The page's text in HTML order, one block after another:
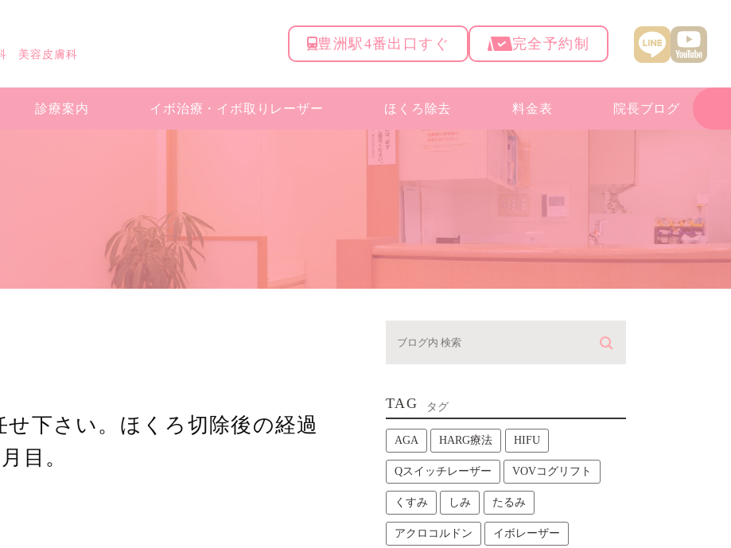
美容皮膚科
豊洲駅4番出口すぐ 完全予約制
診療案内 イボ治療・ イボ取りレーザー ほくろ除去 料金表 院長ブログ
下さい。ほくろ切除後の経過
目。
TAG タグ
AGA HARG療法 HIFU
Qスイッチレーザー VOVコグリフト
くすみ しみ たるみ
アクロコルドン イボレーザー